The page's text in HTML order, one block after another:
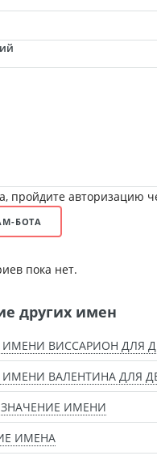
пройдите авторизацию
БОТА
пока нет.
других имен
ИМЕНИ ВИССАРИОН ДЛЯ
ИМЕНИ ВАЛЕНТИНА ДЛЯ
ЗНАЧЕНИЕ ИМЕНИ
ИМЕНА